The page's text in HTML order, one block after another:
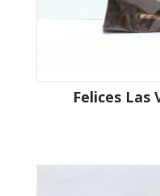
Felices Las